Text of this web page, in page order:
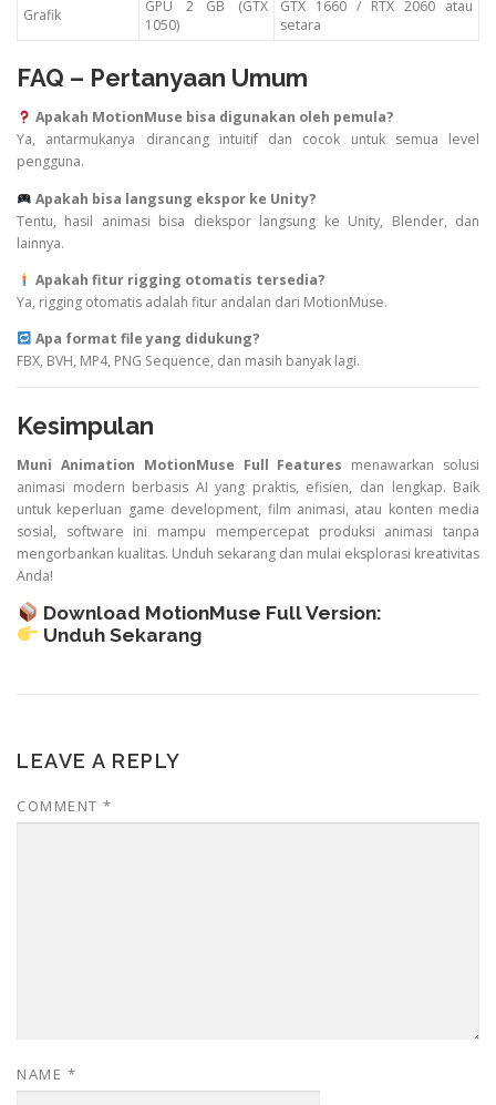
Grafik GPU 2 GB (GTX
1050)
GTX 1660 / RTX 2060 atau
setara
FAQ – Pertanyaan Umum
Apakah MotionMuse bisa digunakan oleh pemula?
Ya, antarmukanya dirancang intuitif dan cocok untuk semua level
pengguna.
Apakah bisa langsung ekspor ke Unity?
Tentu, hasil animasi bisa diekspor langsung ke Unity, Blender, dan
lainnya.
Apakah fitur rigging otomatis tersedia?
Ya, rigging otomatis adalah fitur andalan dari MotionMuse.
Apa format fileyang didukung?
FBX, BVH, MP4, PNG Sequence, dan masih banyak lagi.
Kesimpulan
Muni Animation MotionMuse Full Features menawarkan solusi
animasi modern berbasis AIyang praktis, efisien, dan lengkap. Baik
untuk keperluan game development, film animasi, atau konten media
sosial, software ini mampu mempercepat produksi animasitanpa
mengorbankan kualitas. Unduh sekarang dan mulai eksplorasi kreativitas
Anda!
Download MotionMuse FullVersion:
Unduh Sekarang
LEAVE A REPLY
COMMENT *
NAME *